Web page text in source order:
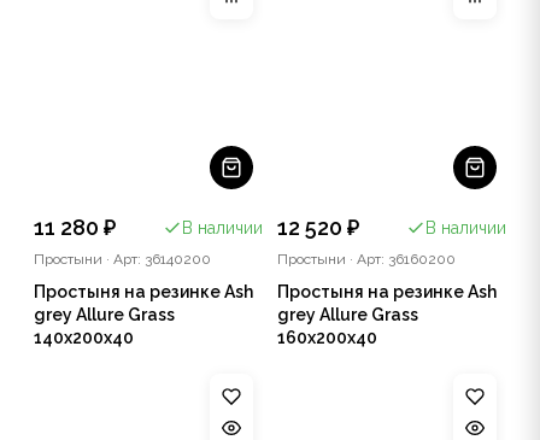
11 280 ₽ В наличии
Простыни · Арт: 36140200
Простыня на резинке Ash
grey Allure Grass
140х200x40
12 520 ₽ В наличии
Простыни · Арт: 36160200
Простыня на резинке Ash
grey Allure Grass
160х200x40